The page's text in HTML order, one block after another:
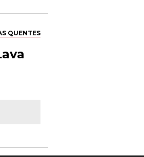
QUENTES